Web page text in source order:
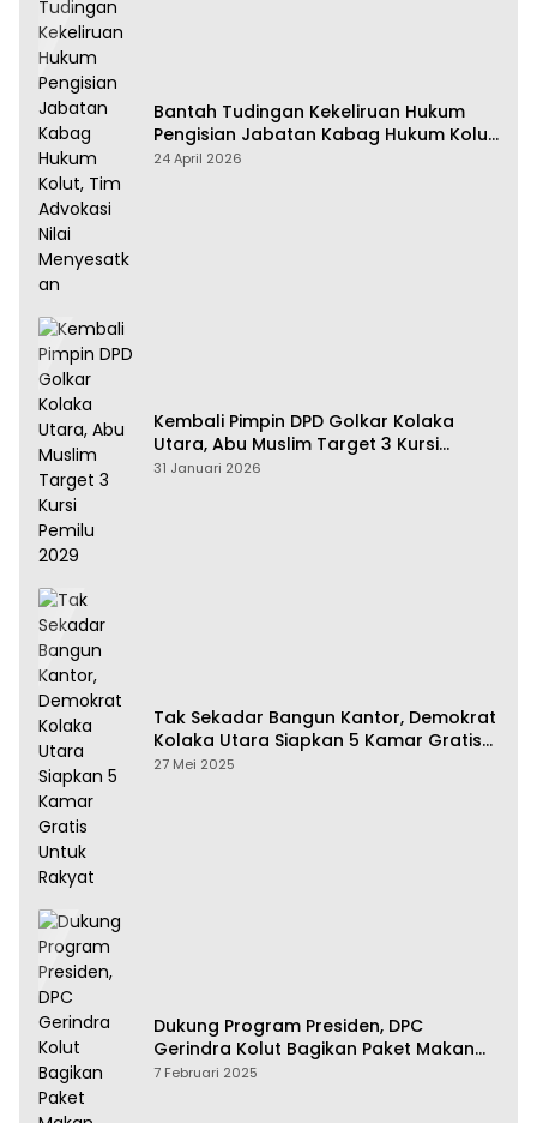
Bantah Tudingan Kekeliruan Hukum
Pengisian Jabatan Kabag Hukum Kolut,
Tim Advokasi Nilai Menyesatkan
24 April 2026
Kembali Pimpin DPD Golkar Kolaka
Utara, Abu Muslim Target 3 Kursi
Pemilu 2029
31 Januari 2026
Tak Sekadar Bangun Kantor, Demokrat
Kolaka Utara Siapkan 5 Kamar Gratis
Untuk Rakyat
27 Mei 2025
Dukung Program Presiden, DPC
Gerindra Kolut Bagikan Paket Makan
Bergizi Gratis
7 Februari 2025